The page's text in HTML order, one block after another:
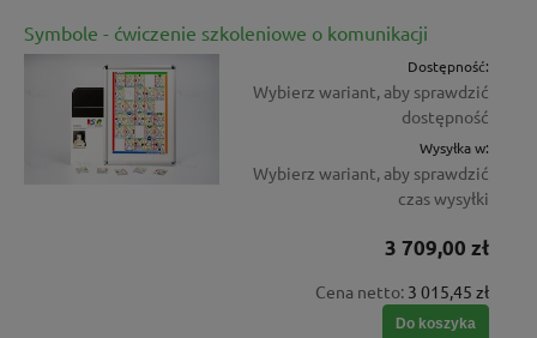
Symbole - ćwiczenie szkoleniowe o komunikacji
Dostępność:
Wybierz wariant, aby sprawdzić
dostępność
Wysyłka w:
Wybierz wariant, aby sprawdzić
czas wysyłki
3 709,00 zł
Cena netto: 3 015,45 zł
Do koszyka